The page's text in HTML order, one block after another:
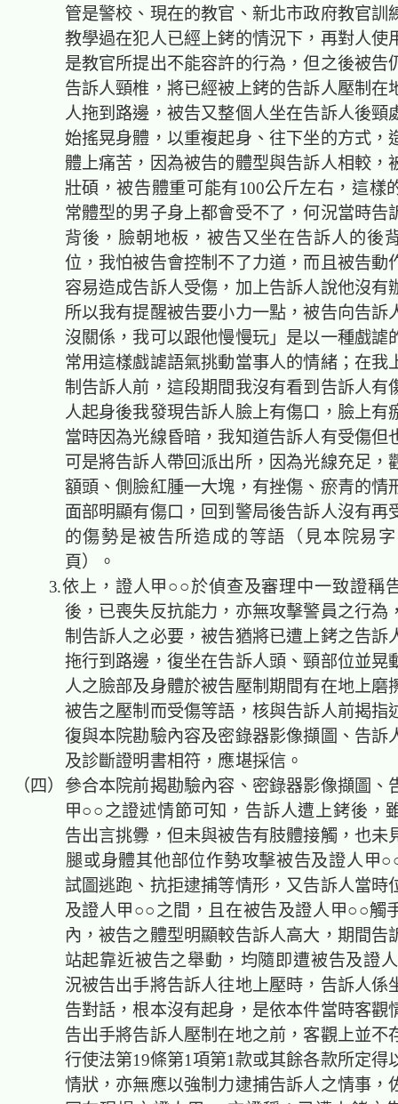
管是警校、現在的教官、新北市政府教官訓
教學過在犯人已經上銬的情況下，再對人使
是教官所提出不能容許的行為，但之後被告
告訴人頸椎，將已經被上銬的告訴人壓制在
人拖到路邊，被告又整個人坐在告訴人後頸
始搖晃身體，以重複起身、往下坐的方式，
體上痛苦，因為被告的體型與告訴人相較，
壯碩，被告體重可能有100公斤左右，這樣
常體型的男子身上都會受不了，何況當時告
背後，臉朝地板，被告又坐在告訴人的後
位，我怕被告會控制不了力道，而且被告動
容易造成告訴人受傷，加上告訴人說他沒有
所以我有提醒被告要小力一點，被告向告訴
沒關係，我可以跟他慢慢玩」是以一種戲謔
常用這樣戲謔語氣挑動當事人的情緒；在我
制告訴人前，這段期間我沒有看到告訴人有
人起身後我發現告訴人臉上有傷口，臉上有
當時因為光線昏暗，我知道告訴人有受傷但
可是將告訴人帶回派出所，因為光線充足，
額頭、側臉紅腫一大塊，有挫傷、瘀青的情
面部明顯有傷口，回到警局後告訴人沒有再
的傷勢是被告所造成的等語（見本院易字
頁）。
3.依上，證人甲○○於偵查及審理中一致證稱
後，已喪失反抗能力，亦無攻擊警員之行為
制告訴人之必要，被告猶將已遭上銬之告訴
拖行到路邊，復坐在告訴人頭、頸部位並晃
人之臉部及身體於被告壓制期間有在地上磨
被告之壓制而受傷等語，核與告訴人前揭指
復與本院勘驗內容及密錄器影像擷圖、告訴
及診斷證明書相符，應堪採信。
（四）參合本院前揭勘驗內容、密錄器影像擷圖、
甲○○之證述情節可知，告訴人遭上銬後，
告出言挑釁，但未與被告有肢體接觸，也未
腿或身體其他部位作勢攻擊被告及證人甲
試圖逃跑、抗拒逮捕等情形，又告訴人當時
及證人甲○○之間，且在被告及證人甲○○觸
內，被告之體型明顯較告訴人高大，期間告
站起靠近被告之舉動，均隨即遭被告及證
況被告出手將告訴人往地上壓時，告訴人係
告對話，根本沒有起身，是依本件當時客觀
告出手將告訴人壓制在地之前，客觀上並不
行使法第19條第1項第1款或其餘各款所定得
情狀，亦無應以強制力逮捕告訴人之情事，